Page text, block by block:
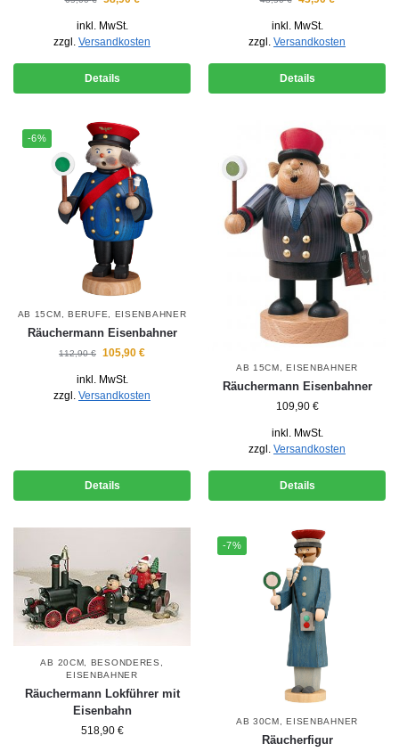
inkl. MwSt.
zzgl. Versandkosten
Details
inkl. MwSt.
zzgl. Versandkosten
Details
-6%
AB 15CM BERUFE EISENBAHNER
Räuchermann Eisenbahner
112,90€ 105,90 €
inkl. MwSt.
zzgl. Versandkosten
Details
AB 15CM ,EISENBAHNER
Räuchermann Eisenbahner
109,90 €
inkl. MwSt.
zzgl. Versandkosten
Details
AB 20CM BESONDERES
EISENBAHNER
Räuchermann Lokführer mit
Eisenbahn
518,90 €
-7%
AB 30CM ,EISENBAHNER
Räucherfigur